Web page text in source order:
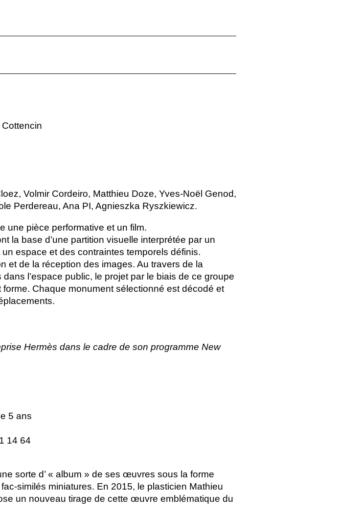
Volmir Cordeiro, Matthieu Doze, Yves-Noël Genod,
Perdereau, Ana PI, Agnieszka Ryszkiewicz.
une pièce performative et un film.
la base d’une partition visuelle interprétée par un
espace et des contraintes temporels définis.
et de la réception des images. Au travers de la
l’espace public, le projet par le biais de ce groupe
Chaque monument sélectionné est décodé et
Hermès dans le cadre de son programme New
5 ans
14 64
sorte d’ « album » de ses œuvres sous la forme
similés miniatures. En 2015, le plasticien Mathieu
un nouveau tirage de cette œuvre emblématique du